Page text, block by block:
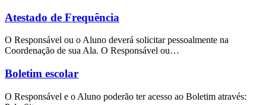
Atestado de Frequência
O Responsável ou o Aluno deverá solicitar pessoalmente na
Coordenação de sua Ala. O Responsável ou…
Boletim escolar
O Responsável e o Aluno poderão ter acesso ao Boletim através: